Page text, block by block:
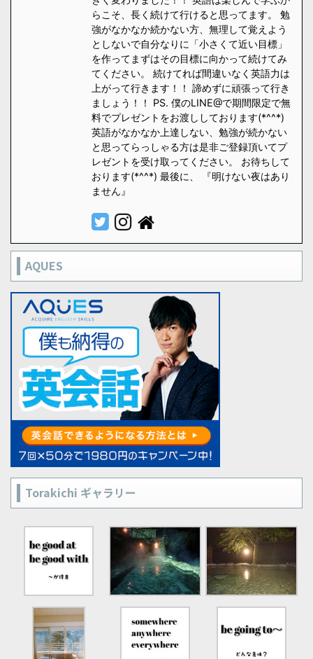
らこそ、長く続けて行けると思ってます。 勉
強がなかなか続かない方、無理して覚えよう
としないで自分なりに「小さくて近い目標」
を作ってまずはその目標に向かって続けてみ
てください。 続けてれば間違いなく英語力は
上がって行きます！！ 諦めずに頑張って行き
ましょう！！ PS. 僕のLINE@で期間限定で無
料でプレゼントをお渡ししております(*^^*)
英語がなかなか上達しない、勉強が続かない
と思ってらっしゃる方は是非ご登録頂いてプ
レゼントを受け取ってください。 お待ちして
おります(*^^*) 最後に、 『明けない夜はあり
ません』
AQUES
Torakichi ギャラリー